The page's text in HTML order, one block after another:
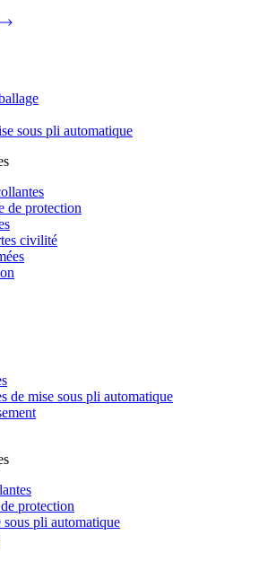
sous pli automatique
de protection
civilité
de mise sous pli automatique
protection
sous pli automatique